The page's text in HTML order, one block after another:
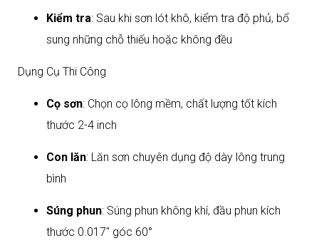
Kiểm tra: Sau khi sơn lót khô, kiểm tra độ phủ, bổ
sung những chỗ thiếu hoặc không đều​
Dụng Cụ Thi Công
Cọ sơn: Chọn cọ lông mềm, chất lượng tốt kích
thước 2-4 inch
Con lăn: Lăn sơn chuyên dụng độ dày lông trung
bình
Súng phun: Súng phun không khí, đầu phun kích
thước 0.017'' góc 60°